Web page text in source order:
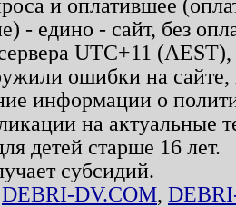
и оплатившее
- едино - сайт, без
UTC+11
ошибки на
информации о
на актуальные
детей старше 16 лет.
субсидий.
DEBRI-DV.COM,